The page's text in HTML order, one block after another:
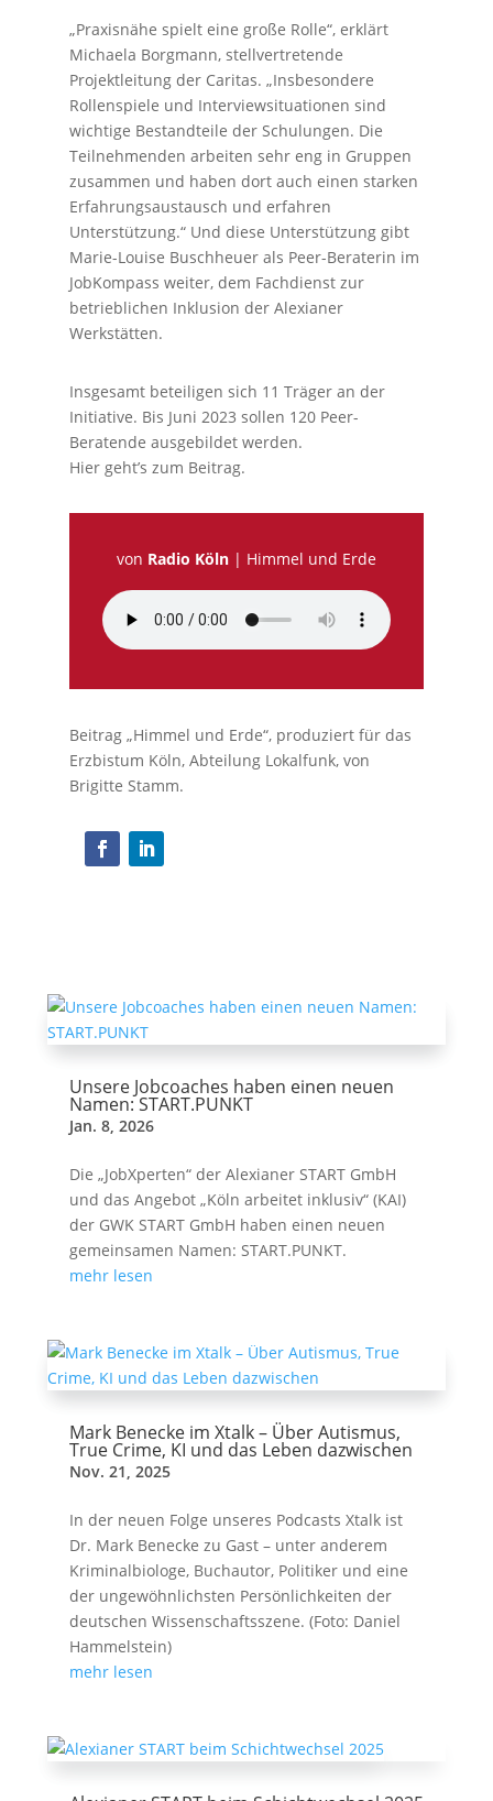
„Praxisnähe spielt eine große Rolle“, erklärt
Michaela Borgmann, stellvertretende
Projektleitung der Caritas. „Insbesondere
Rollenspiele und Interviewsituationen sind
wichtige Bestandteile der Schulungen. Die
Teilnehmenden arbeiten sehr eng in Gruppen
zusammen und haben dort auch einen starken
Erfahrungsaustausch und erfahren
Unterstützung.“ Und diese Unterstützung gibt
Marie-Louise Buschheuer als Peer-Beraterin im
JobKompass weiter, dem Fachdienst zur
betrieblichen Inklusion der Alexianer
Werkstätten.
Insgesamt beteiligen sich 11 Träger an der
Initiative. Bis Juni 2023 sollen 120 Peer-
Beratende ausgebildet werden.
Hier geht’s zum Beitrag.
von Radio Köln| Himmel und Erde
Beitrag „Himmel und Erde“, produziert für das
Erzbistum Köln, Abteilung Lokalfunk, von
Brigitte Stamm.
Unsere Jobcoaches haben einen neuen
Namen: START.PUNKT
Jan. 8, 2026
Die „JobXperten“ der Alexianer START GmbH
und das Angebot „Köln arbeitet inklusiv“ (KAI)
der GWK START GmbH haben einen neuen
gemeinsamen Namen: START.PUNKT.
mehr lesen
Mark Benecke im Xtalk – Über Autismus,
True Crime, KI und das Leben dazwischen
Nov. 21, 2025
In der neuen Folge unseres Podcasts Xtalk ist
Dr. Mark Benecke zu Gast – unter anderem
Kriminalbiologe, Buchautor, Politiker und eine
der ungewöhnlichsten Persönlichkeiten der
deutschen Wissenschaftsszene. (Foto: Daniel
Hammelstein)
mehr lesen